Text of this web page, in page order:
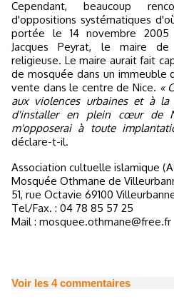
Cependant, beaucoup
d'oppositions systématiques
portée le 14 novembre 2005
Jacques Peyrat, le maire de
religieuse. Le maire aurait fait
de mosquée dans un immeuble
vente dans le centre de Nice. «
aux violences urbaines et à
d'installer en plein cœur de
m'opposerai à toute
déclare-t-il.
Association cultuelle islamique
Mosquée Othmane de
51, rue Octavie 69100
Tel/Fax. : 04 78 85 57 25
Mail : mosquee.othmane@free.fr
Voir les 4commentaires